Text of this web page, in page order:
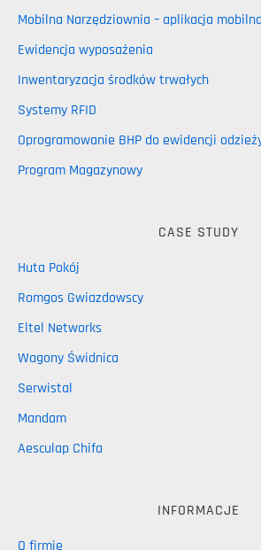
Mobilna Narzędziownia – aplikacja
Ewidencja wyposażenia
Inwentaryzacja środków trwałych
Systemy RFID
Oprogramowanie BHP do ewidencji
Program Magazynowy
CASE STUDY
Huta Pokój
Romgos Gwiazdowscy
Eltel Networks
Wagony Świdnica
Serwistal
Mandam
Aesculap Chifa
INFORMACJE
O firmie